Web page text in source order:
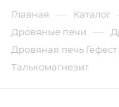
Главная — Каталог
Дровяные печи —
Дровяная печь
Талькомагнезит